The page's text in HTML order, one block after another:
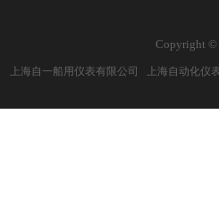
Copyright ©
上海自一船用仪表有限公司 上海自动化仪